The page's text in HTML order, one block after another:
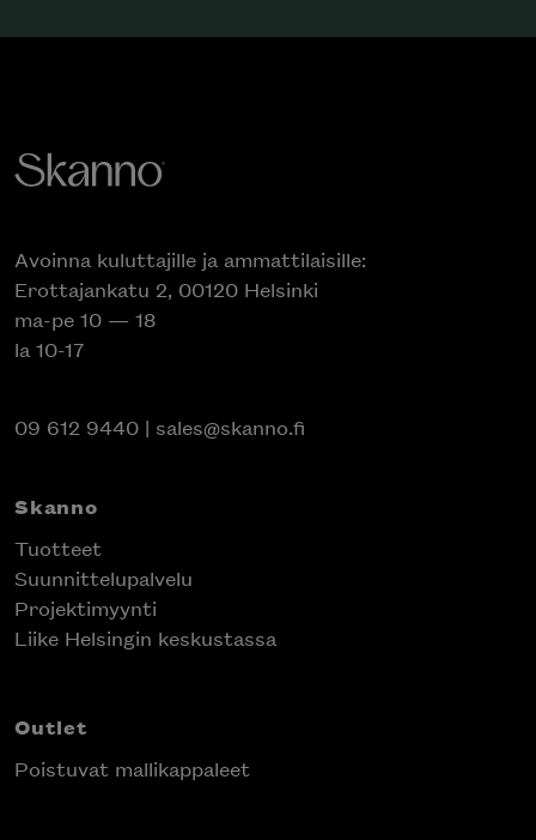
Avoinna kuluttajille ja ammattilaisille:
Erottajankatu 2, 00120 Helsinki
ma-pe 10 — 18
la 10-17
09 612 9440 | sales@skanno.fi
Skanno
Tuotteet
Suunnittelupalvelu
Projektimyynti
Liike Helsingin keskustassa
Outlet
Poistuvat mallikappaleet